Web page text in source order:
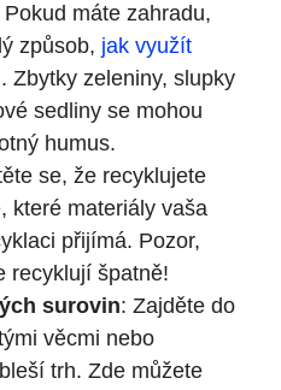
Pokud máte zahradu,
způsob, jak využít
. Zbytky zeleniny, slupky
sedliny se mohou
humus.
se, že recyklujete
které materiály vaša
přijímá. Pozor,
recyklují špatně!
surovin: Zajděte do
věcmi nebo
trh. Zde můžete